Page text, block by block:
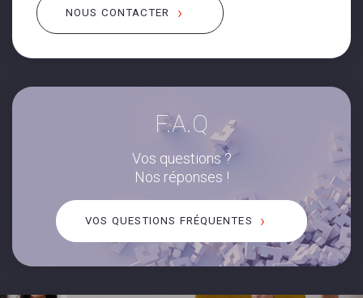
NOUS CONTACTER
F.A.Q
Vos questions ?
Nos réponses !
VOS QUESTIONS FRÉQUENTES